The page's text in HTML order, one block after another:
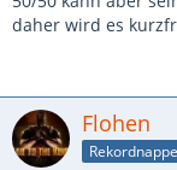
daher wird es
Flohen